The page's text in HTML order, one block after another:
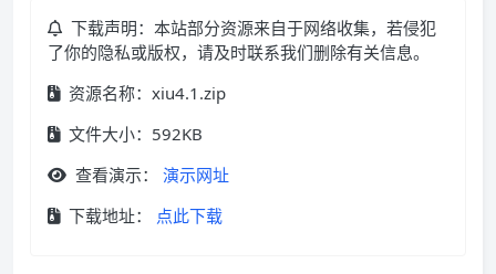
下载声明：本站部分资源来自于网络收集，若侵犯
了你的隐私或版权，请及时联系我们删除有关信息。
资源名称：xiu4.1.zip
文件大小：592KB
查看演示：
演示网址
下载地址：
点此下载